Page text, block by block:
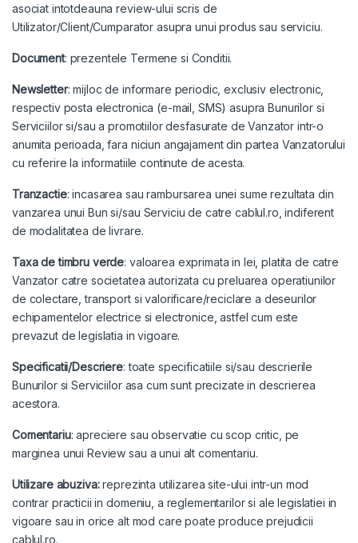
asociat intotdeauna review-ului scris de
Utilizator/Client/Cumparator asupra unui produs sau serviciu.
Document: prezentele Termene si Conditii.
Newsletter: mijloc de informare periodic, exclusiv electronic,
respectiv posta electronica (e-mail, SMS) asupra Bunurilor si
Serviciilor si/sau a promotiilor desfasurate de Vanzator intr-o
anumita perioada, fara niciun angajament din partea Vanzatorului
cu referire la informatiile continute de acesta.
Tranzactie: incasarea sau rambursarea unei sume rezultata din
vanzarea unui Bun si/sau Serviciu de catre cablul.ro, indiferent
de modalitatea de livrare.
Taxa de timbru verde: valoarea exprimata in lei, platita de catre
Vanzator catre societatea autorizata cu preluarea operatiunilor
de colectare, transport si valorificare/reciclare a deseurilor
echipamentelor electrice si electronice, astfel cum este
prevazut de legislatia in vigoare.
Specificatii/Descriere: toate specificatiile si/sau descrierile
Bunurilor si Serviciilor asa cum sunt precizate in descrierea
acestora.
Comentariu: apreciere sau observatie cu scop critic, pe
marginea unui Review sau a unui alt comentariu.
Utilizare abuziva:reprezinta utilizarea site-ului intr-un mod
contrar practicii in domeniu, a reglementarilor si ale legislatiei in
vigoare sau in orice alt mod care poate produce prejudicii
cablul.ro.